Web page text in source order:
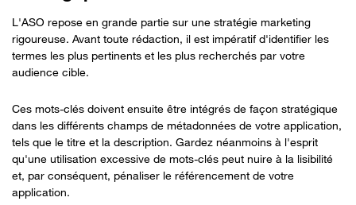
Important
L'ASO repose en grande partie sur une stratégie marketing
rigoureuse. Avant toute rédaction, il est impératif d'identifier les
termes les plus pertinents et les plus recherchés par votre
audience cible.
Ces mots-clés doivent ensuite être intégrés de façon stratégique
dans les différents champs de métadonnées de votre application,
tels que le titre et la description. Gardez néanmoins à l'esprit
qu'une utilisation excessive de mots-clés peut nuire à la lisibilité
et, par conséquent, pénaliser le référencement de votre
application.